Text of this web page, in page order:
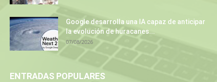
Google desarrolla una IA capaz de anticipar
la evolución de huracanes...
07/08/2026
ENTRADAS POPULARES